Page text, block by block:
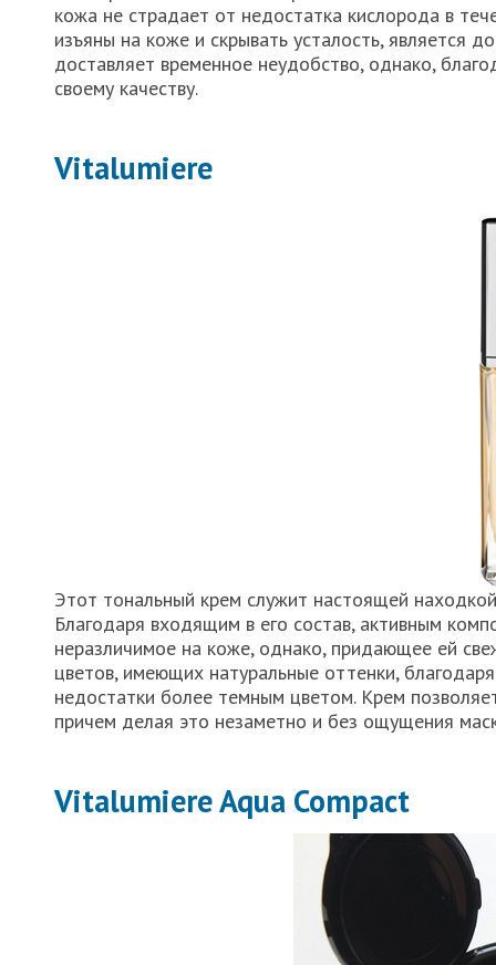
кожа не страдает от недостатка кислорода в
изъяны на коже и скрывать усталость, является
доставляет временное неудобство, однако,
своему качеству.
Vitalumiere
Этот тональный крем служит настоящей
Благодаря входящим в его состав, активным
неразличимое на коже, однако, придающее ей
цветов, имеющих натуральные оттенки,
недостатки более темным цветом. Крем
причем делая это незаметно и без ощущения
Vitalumiere Aqua Compact